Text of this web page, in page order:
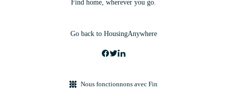
Find home, wherever you go.
Go back to HousingAnywhere
Nous fonctionnons avec Fin